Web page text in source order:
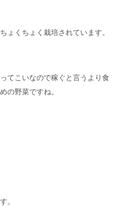
ょくちょく栽培されています。
てこいなので稼ぐと言うより食
の野菜ですね。
。